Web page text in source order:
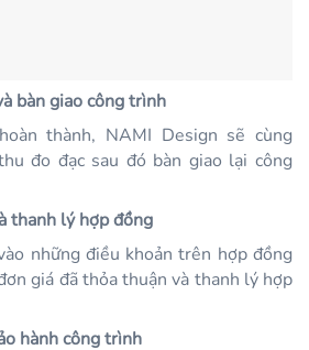
bàn giao công trình
thành, NAMI Design sẽ cùng
đo đạc sau đó bàn giao lại công
thanh lý hợp đồng
những điều khoản trên hợp đồng
giá đã thỏa thuận và thanh lý hợp
hành công trình